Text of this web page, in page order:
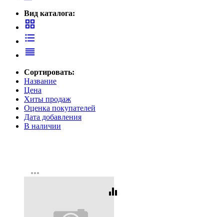
Вид каталога:
grid_view
format_list_bulleted
reorder
Сортировать:
Название
Цена
Хиты продаж
Оценка покупателей
Дата добавления
В наличии
more_horiz
equalizer